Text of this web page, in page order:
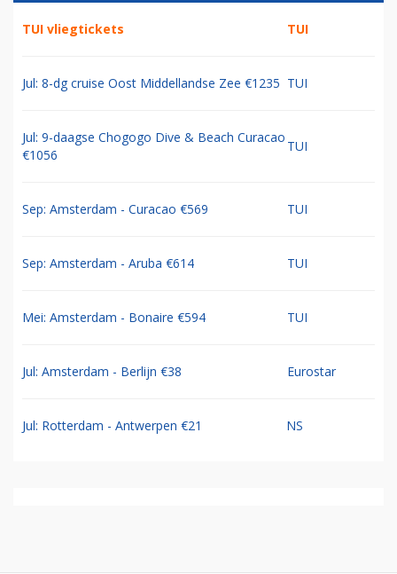
TUI vliegtickets TUI
Jul: 8-dg cruise Oost Middellandse Zee €1235 TUI
Jul: 9-daagse Chogogo Dive & Beach Curacao
€1056
TUI
Sep: Amsterdam - Curacao €569 TUI
Sep: Amsterdam - Aruba €614 TUI
Mei: Amsterdam - Bonaire €594 TUI
Jul: Amsterdam - Berlijn €38 Eurostar
Jul: Rotterdam - Antwerpen €21 NS